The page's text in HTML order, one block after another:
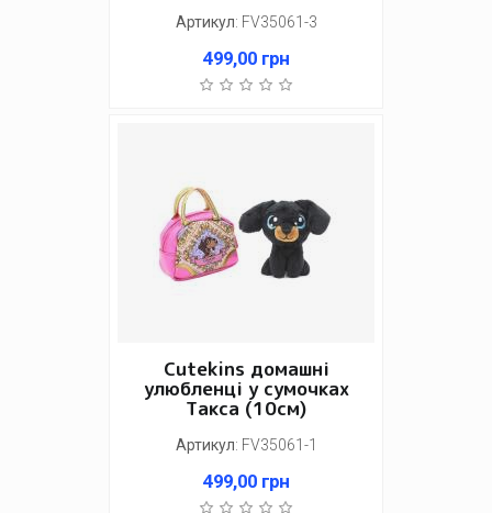
Артикул: FV35061-3
499,00 грн
Cutekins домашні
улюбленці у сумочках
Такса (10см)
Артикул: FV35061-1
499,00 грн